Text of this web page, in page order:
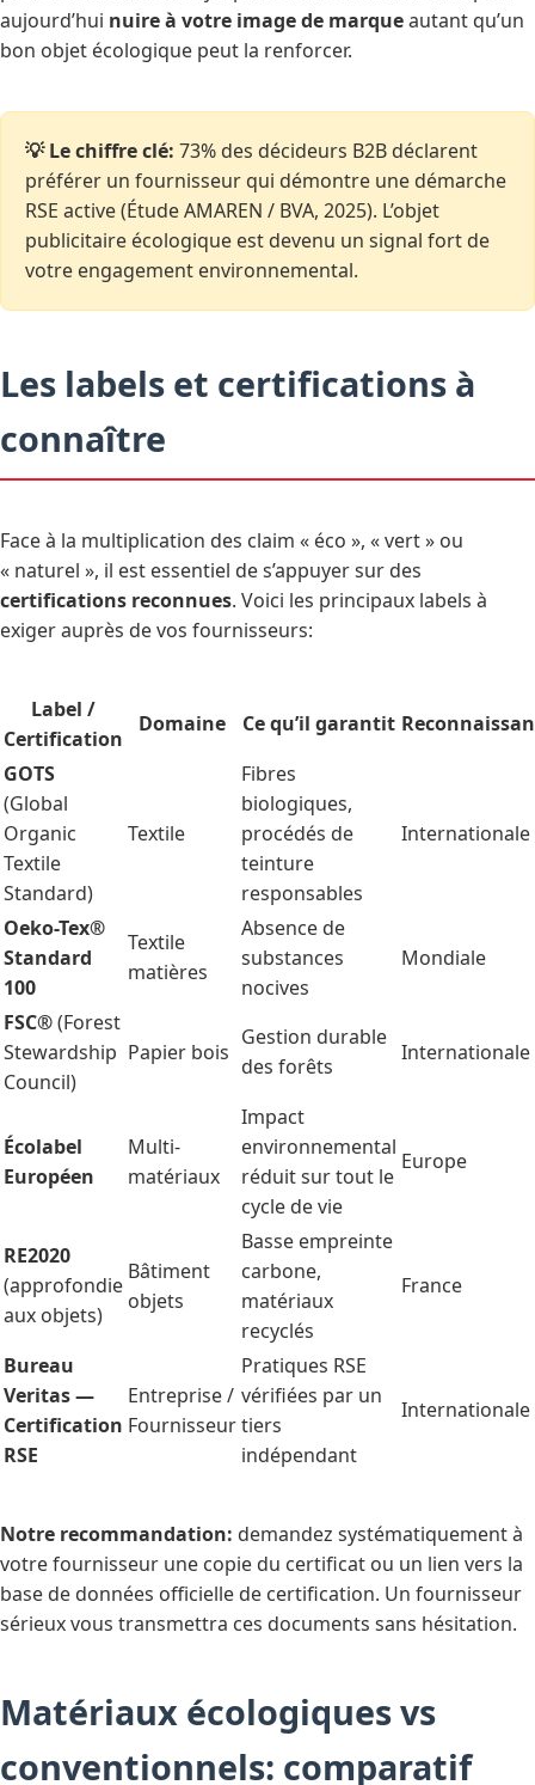
aujourd’hui nuire à votre image de marqueautant qu’un
bon objet écologique peut la renforcer.
💡 Le chiffre clé: 73% des décideurs B2B déclarent
préférer un fournisseur qui démontre une démarche
RSE active (Étude AMAREN / BVA, 2025). L’objet
publicitaire écologique est devenu un signal fort de
votre engagement environnemental.
Les labels et certifications à
connaître
Face à la multiplication des claim « éco », « vert » ou
« naturel », il est essentiel de s’appuyer sur des
certifications reconnues. Voici les principaux labels à
exiger auprès de vos fournisseurs:
Label /
Certification
Domaine Ce qu’il garantit
GOTS
(Global
Organic
Textile
Standard)
Textile
Fibres
biologiques,
procédés de
teinture
responsables
Internationale
Oeko-Tex®
Standard
100
Textile
matières
Absence de
substances
nocives
Mondiale
FSC®(Forest
Stewardship
Council)
Papier bois
Gestion durable
des forêts
Internationale
Écolabel
Européen
Multi-
matériaux
Impact
environnemental
réduit sur tout le
cycle de vie
Europe
RE2020
(approfondie
aux objets)
Bâtiment
objets
Basse empreinte
carbone,
matériaux
recyclés
France
Bureau
Veritas —
Certification
RSE
Entreprise /
Fournisseur
Pratiques RSE
vérifiées par un
tiers
indépendant
Internationale
Notre recommandation: demandez systématiquement à
votre fournisseur une copie du certificat ou un lien vers la
base de données officielle de certification. Un fournisseur
sérieux vous transmettra ces documents sans hésitation.
Matériaux écologiques vs
conventionnels: comparatif